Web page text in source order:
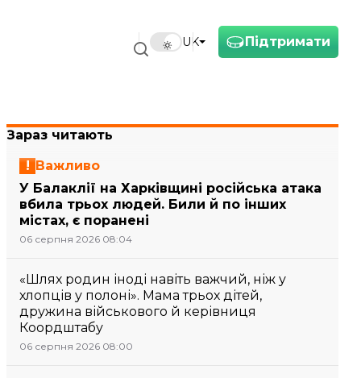
Підтримати
UK
Зараз читають
Важливо
У Балаклії на Харківщині російська атака
вбила трьох людей. Били й по інших
містах, є поранені
06 серпня 2026 08:04
«Шлях родин іноді навіть важчий, ніж у
хлопців у полоні». Мама трьох дітей,
дружина військового й керівниця
Коордштабу
06 серпня 2026 08:00